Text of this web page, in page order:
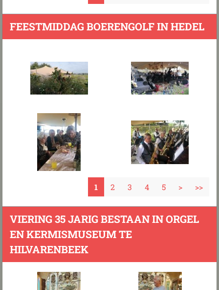
FEESTMIDDAG BOERENGOLF IN HEDEL
1 2 3 4 5 > >>
VIERING 35 JARIG BESTAAN IN ORGEL
EN KERMISMUSEUM TE
HILVARENBEEK